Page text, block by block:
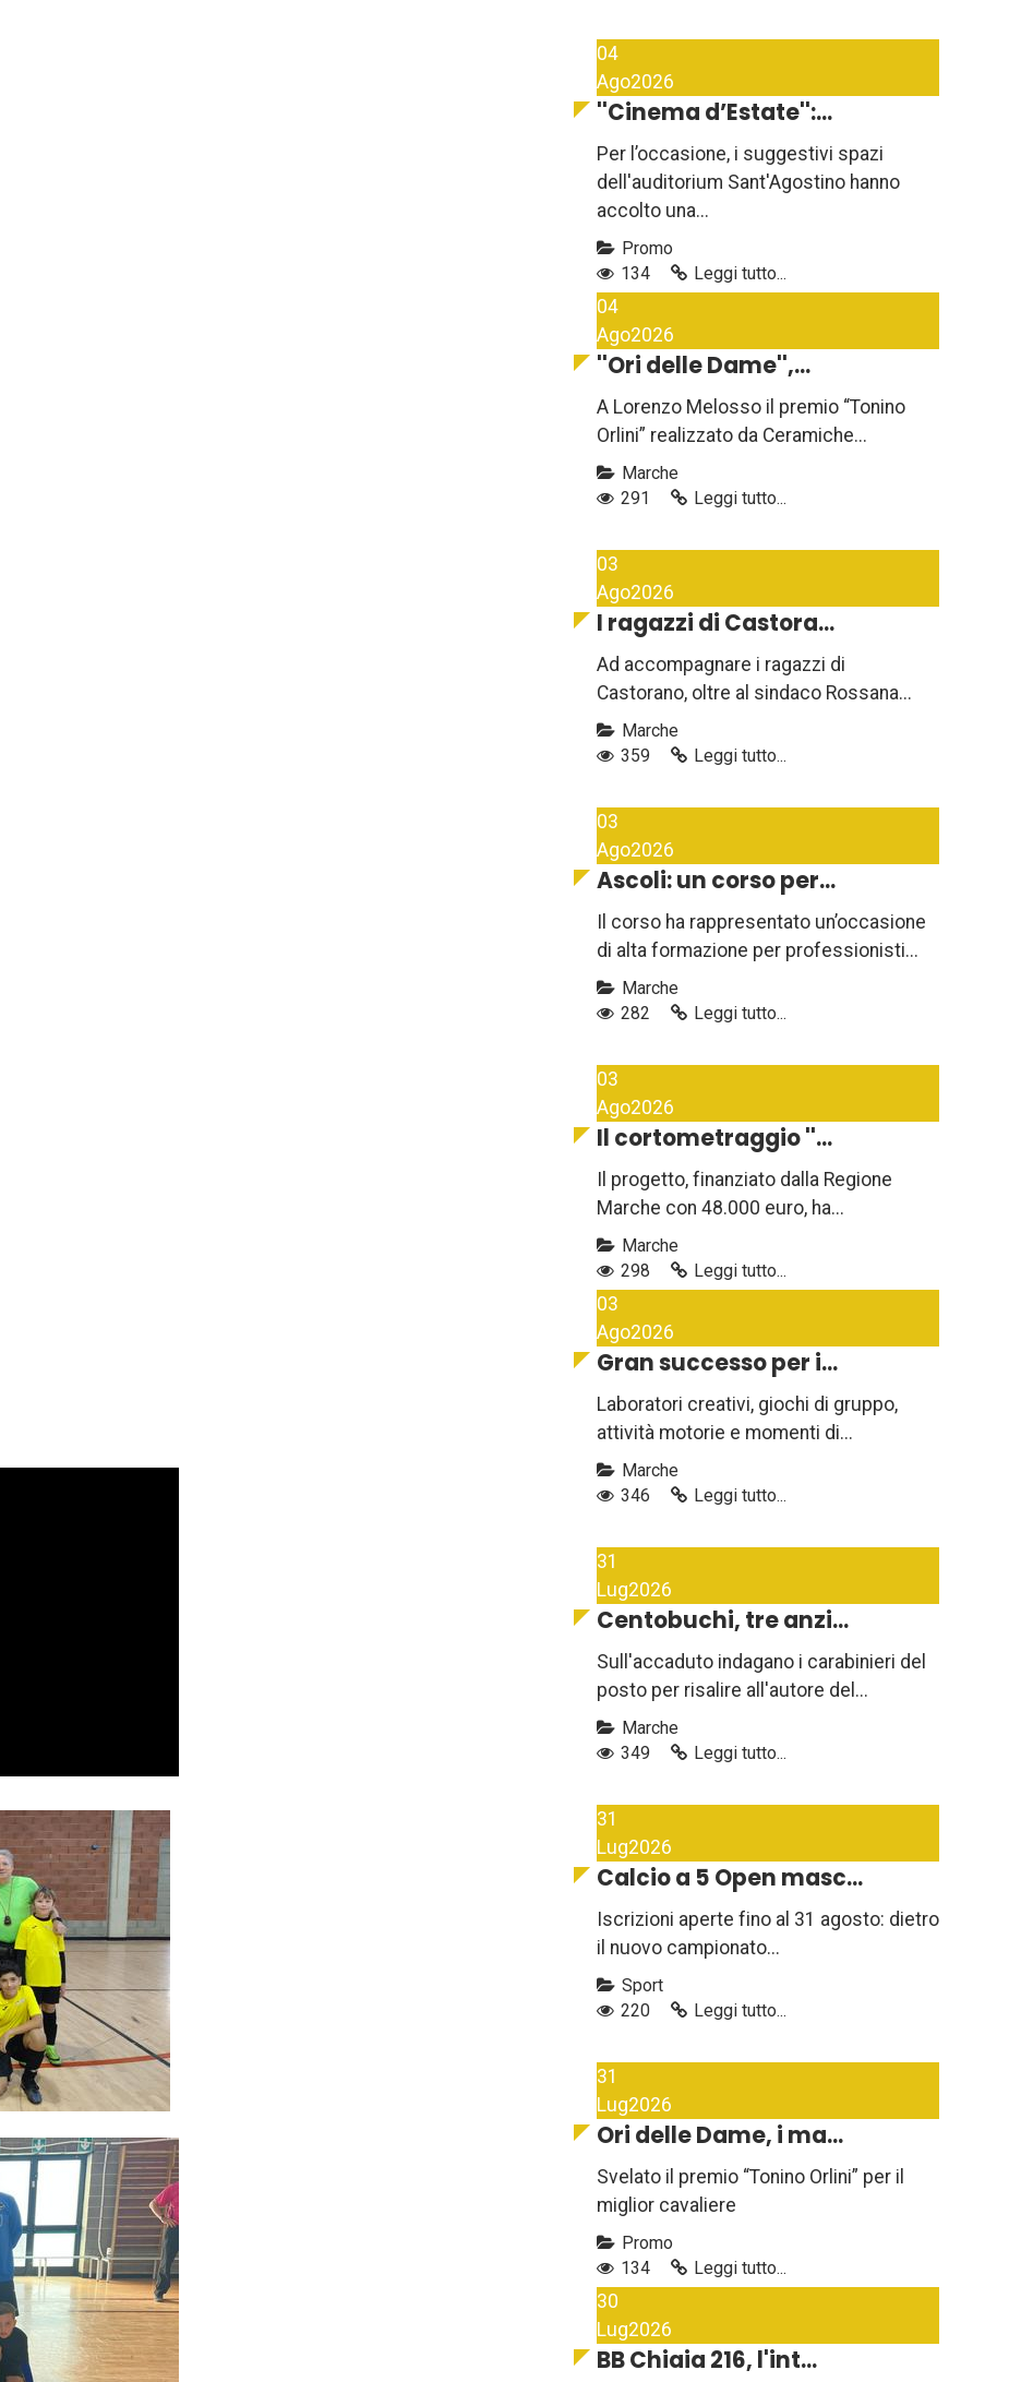
04
Ago2026
''Cinema d’Estate'':...
Per l’occasione, i suggestivi spazi
dell'auditorium Sant'Agostino hanno
accolto una...
Promo
134
Leggi tutto...
04
Ago2026
''Ori delle Dame'',...
A Lorenzo Melosso il premio “Tonino
Orlini” realizzato da Ceramiche...
Marche
291
Leggi tutto...
03
Ago2026
I ragazzi di Castora...
Ad accompagnare i ragazzi di
Castorano, oltre al sindaco Rossana...
Marche
359
Leggi tutto...
03
Ago2026
Ascoli: un corso per...
Il corso ha rappresentato un’occasione
di alta formazione per professionisti...
Marche
282
Leggi tutto...
03
Ago2026
Il cortometraggio ''...
Il progetto, finanziato dalla Regione
Marche con 48.000 euro, ha...
Marche
298
Leggi tutto...
03
Ago2026
Gran successo per i...
Laboratori creativi, giochi di gruppo,
attività motorie e momenti di...
Marche
346
Leggi tutto...
31
Lug2026
Centobuchi, tre anzi...
Sull'accaduto indagano i carabinieri del
posto per risalire all'autore del...
Marche
349
Leggi tutto...
31
Lug2026
Calcio a 5 Open masc...
Iscrizioni aperte fino al 31 agosto: dietro
il nuovo campionato...
Sport
220
Leggi tutto...
31
Lug2026
Ori delle Dame, i ma...
Svelato il premio “Tonino Orlini” per il
miglior cavaliere
Promo
134
Leggi tutto...
30
Lug2026
BB Chiaia 216, l'int...